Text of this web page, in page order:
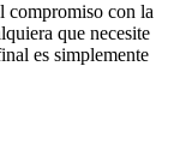
compromiso con la
que necesite
es simplemente